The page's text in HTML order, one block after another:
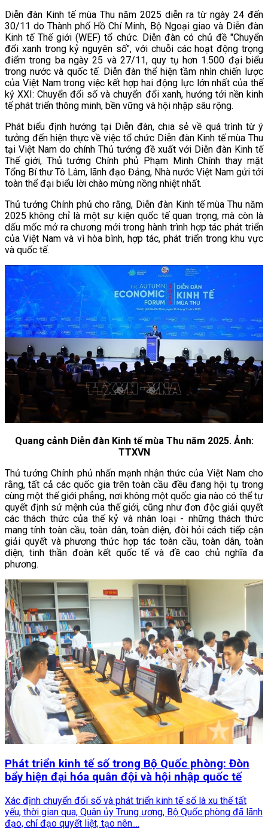
Diễn đàn Kinh tế mùa Thu năm 2025 diễn ra từ ngày 24 đến
30/11 do Thành phố Hồ Chí Minh, Bộ Ngoại giao và Diễn đàn
Kinh tế Thế giới (WEF) tổ chức. Diễn đàn có chủ đề "Chuyển
đổi xanh trong kỷ nguyên số", với chuỗi các hoạt động trọng
điểm trong ba ngày 25 và 27/11, quy tụ hơn 1.500 đại biểu
trong nước và quốc tế. Diễn đàn thể hiện tầm nhìn chiến lược
của Việt Nam trong việc kết hợp hai động lực lớn nhất của thế
kỷ XXI: Chuyển đổi số và chuyển đổi xanh, hướng tới nền kinh
tế phát triển thông minh, bền vững và hội nhập sâu rộng.
Phát biểu định hướng tại Diễn đàn, chia sẻ về quá trình từ ý
tưởng đến hiện thực về việc tổ chức Diễn đàn Kinh tế mùa Thu
tại Việt Nam do chính Thủ tướng đề xuất với Diễn đàn Kinh tế
Thế giới, Thủ tướng Chính phủ Phạm Minh Chính thay mặt
Tổng Bí thư Tô Lâm, lãnh đạo Đảng, Nhà nước Việt Nam gửi tới
toàn thể đại biểu lời chào mừng nồng nhiệt nhất.
Thủ tướng Chính phủ cho rằng, Diễn đàn Kinh tế mùa Thu năm
2025 không chỉ là một sự kiện quốc tế quan trọng, mà còn là
dấu mốc mở ra chương mới trong hành trình hợp tác phát triển
của Việt Nam và vì hòa bình, hợp tác, phát triển trong khu vực
và quốc tế.
Quang cảnh Diễn đàn Kinh tế mùa Thu năm 2025. Ảnh:
TTXVN
Thủ tướng Chính phủ nhấn mạnh nhận thức của Việt Nam cho
rằng, tất cả các quốc gia trên toàn cầu đều đang hội tụ trong
cùng một thế giới phẳng, nơi không một quốc gia nào có thể tự
quyết định sứ mệnh của thế giới, cũng như đơn độc giải quyết
các thách thức của thế kỷ và nhân loại - những thách thức
mang tính toàn cầu, toàn dân, toàn diện, đòi hỏi cách tiếp cận
giải quyết và phương thức hợp tác toàn cầu, toàn dân, toàn
diện; tinh thần đoàn kết quốc tế và đề cao chủ nghĩa đa
phương.
Phát triển kinh tế số trong Bộ Quốc phòng: Đòn
bẩy hiện đại hóa quân đội và hội nhập quốc tế
Xác định chuyển đổi số và phát triển kinh tế số là xu thế tất
yếu, thời gian qua, Quân ủy Trung ương, Bộ Quốc phòng đã lãnh
đạo, chỉ đạo quyết liệt, tạo nên....